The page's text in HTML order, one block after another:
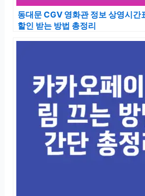
동대문 CGV 영화관 정보 상영시간
할인 받는 방법 총정리